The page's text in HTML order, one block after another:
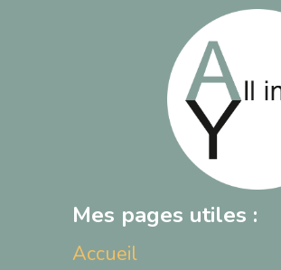
Mes pages utiles :
Accueil